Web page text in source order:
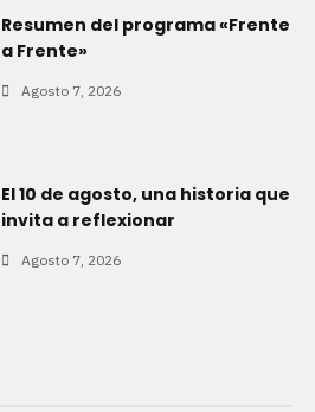
Resumen del programa «Frente
a Frente»
Agosto 7, 2026
El 10 de agosto, una historia que
invita a reflexionar
Agosto 7, 2026